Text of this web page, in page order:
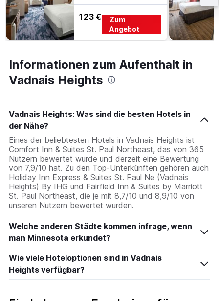
123 €
Zum
Angebot
Informationen zum Aufenthalt in
Vadnais Heights
Vadnais Heights: Was sind die besten Hotels in
der Nähe?
Eines der beliebtesten Hotels in Vadnais Heights ist
Comfort Inn & Suites St. Paul Northeast, das von 365
Nutzern bewertet wurde und derzeit eine Bewertung
von 7,9/10 hat. Zu den Top-Unterkünften gehören auch
Holiday Inn Express & Suites St. Paul Ne (Vadnais
Heights) By IHG und Fairfield Inn & Suites by Marriott
St. Paul Northeast, die je mit 8,7/10 und 8,9/10 von
unseren Nutzern bewertet wurden.
Welche anderen Städte kommen infrage, wenn
man Minnesota erkundet?
Wie viele Hoteloptionen sind in Vadnais
Heights verfügbar?